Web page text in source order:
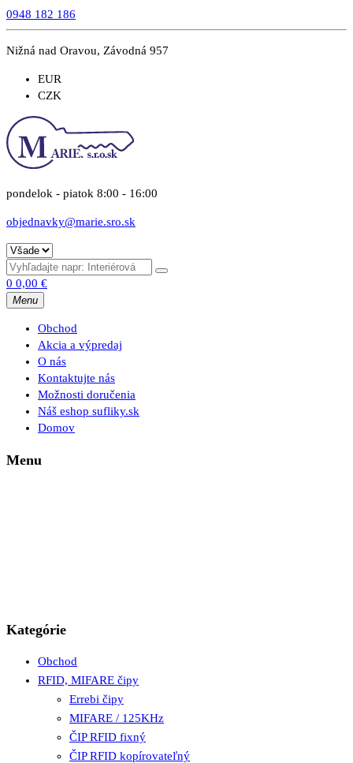
0948 182 186
Nižná nad Oravou, Závodná 957
EUR
CZK
pondelok - piatok 8:00 - 16:00
objednavky@marie.sro.sk
0 0,00 €
Menu
Obchod
Akcia a výpredaj
O nás
Kontaktujte nás
Možnosti doručenia
Náš eshop sufliky.sk
Domov
Menu
Kategórie
Obchod
RFID, MIFARE čipy
Errebi čipy
MIFARE / 125KHz
ČIP RFID fixný
ČIP RFID kopírovateľný